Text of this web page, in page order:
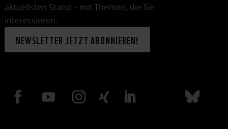
aktuellsten Stand – mit Themen, die Sie
interessieren.
NEWSLETTER JETZT ABONNIEREN!